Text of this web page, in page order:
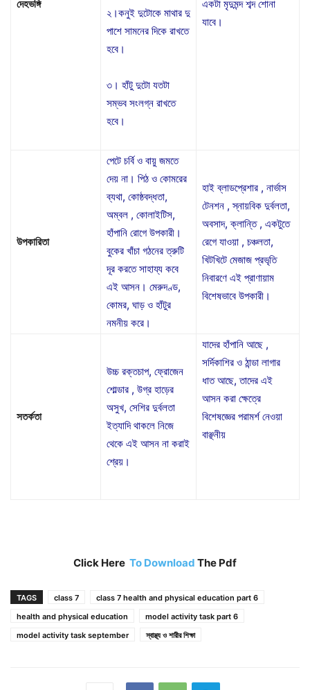
দেহভঙ্গি
২।কনুই দুটোকে মাথার দু
পাশে সামনের দিকে রাখতে
হবে।
৩। হাঁটু দুটো যতটা
সম্ভব সংলগ্ন রাখতে
হবে।
একটা মৃদুমন্দ শব্দ শোনা
যাবে।
উপকারিতা
পেটে চর্বি ও বায়ু জমতে
দেয় না। পিঠ ও কোমরের
ব্যথা, কোষ্ঠবদ্ধতা,
অম্বল , কোলাইটিস,
হাঁপানি রোগে উপকারী।
বুকের খাঁচা গঠনের ত্রুটি
দূর করতে সাহায্য কবে
এই আসন। মেরুদণ্ড,
কোমর, ঘাড় ও হাঁটুর
নমনীয় করে।
হাই ব্লাডপ্রেশার , নার্ভাস
টেনশন , স্নায়বিক দুর্বলতা,
অবসাদ, ক্লান্তি , একটুতে
রেগে যাওয়া , চঞ্চলতা,
খিটখিটে মেজাজ প্রভৃতি
নিবারণে এই প্রাণায়াম
বিশেষভাবে উপকারী।
সতর্কতা
উচ্চ রক্তচাপ, ফ্রোজেন
শোল্ডার , উগ্র হাড়ের
অসুখ, সেশির দুর্বলতা
ইত্যাদি থাকলে নিজে
থেকে এই আসন না করাই
শ্রেয়।
যাদের হাঁপানি আছে ,
সর্দিকাশির ও ঠান্ডা লাগার
ধাত আছে, তাদের এই
আসন করা ক্ষেত্রে
বিশেষজ্ঞের পরামর্শ নেওয়া
বাঞ্ছনীয়
Click Here To Download The Pdf
TAGS class 7
class 7 health and physical education part 6
health and physical education
model activity task part 6
model activity task september
স্বাস্থ্য ও শারীর শিক্ষা